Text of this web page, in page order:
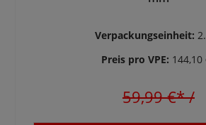
Verpackungseinheit:
Preis pro VPE: 144,10
59,99 €*/